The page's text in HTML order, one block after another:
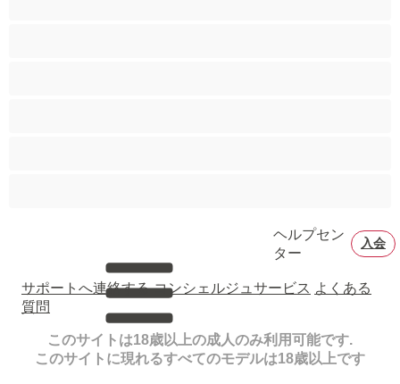
ヘルプセン
ター
入会
サポートへ連絡する コンシェルジュサービス よくある
質問
このサイトは18歳以上の成人のみ利用可能です.
このサイトに現れるすべてのモデルは18歳以上です